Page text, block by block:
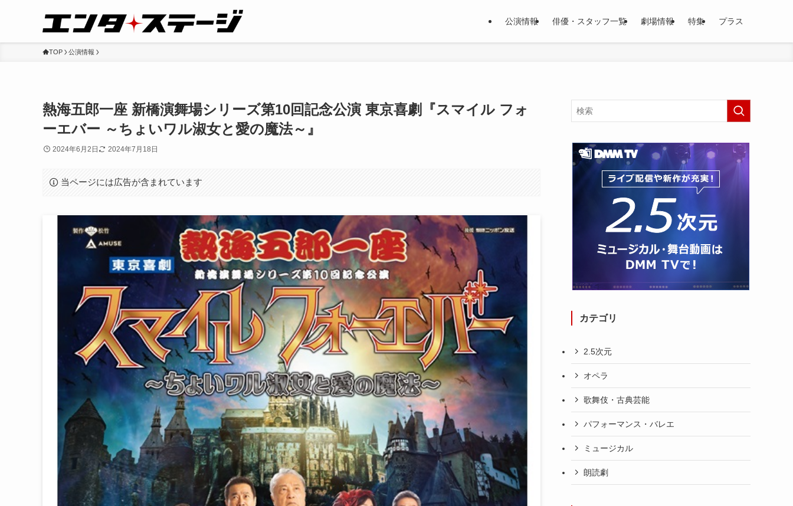
公演情報 俳優・スタッフ一覧 劇場情報 特集 プラス
TOP 公演情報
熱海五郎一座 新橋演舞場シリーズ第10回記念公演 東京喜劇『スマイル フォ
ーエバー ～ちょいワル淑女と愛の魔法～』
2024年6月2日 2024年7月18日
当ページには広告が含まれています
カテゴリ
2.5次元
オペラ
歌舞伎・古典芸能
パフォーマンス・バレエ
ミュージカル
朗読劇